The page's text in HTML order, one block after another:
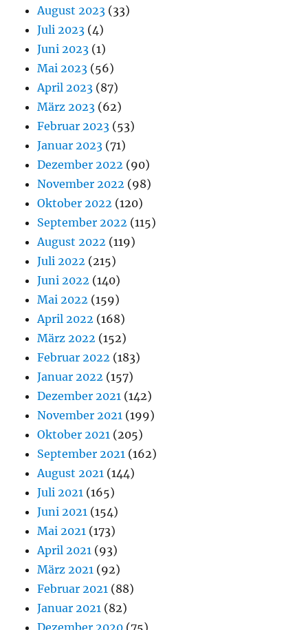
August 2023 (33)
Juli 2023 (4)
Juni 2023 (1)
Mai 2023 (56)
April 2023 (87)
März 2023 (62)
Februar 2023 (53)
Januar 2023 (71)
Dezember 2022 (90)
November 2022 (98)
Oktober 2022 (120)
September 2022 (115)
August 2022 (119)
Juli 2022 (215)
Juni 2022 (140)
Mai 2022 (159)
April 2022 (168)
März 2022 (152)
Februar 2022 (183)
Januar 2022 (157)
Dezember 2021 (142)
November 2021 (199)
Oktober 2021 (205)
September 2021 (162)
August 2021 (144)
Juli 2021 (165)
Juni 2021 (154)
Mai 2021 (173)
April 2021 (93)
März 2021 (92)
Februar 2021 (88)
Januar 2021 (82)
Dezember 2020 (75)